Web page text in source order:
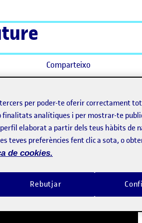
Comparteixo
el futur
per poder-te oferir correctament
finalitats analítiques i per mostrar-te
elaborat a partir dels teus hàbits de
teves preferències fent clic a sota, o
de cookies.
Rebutjar